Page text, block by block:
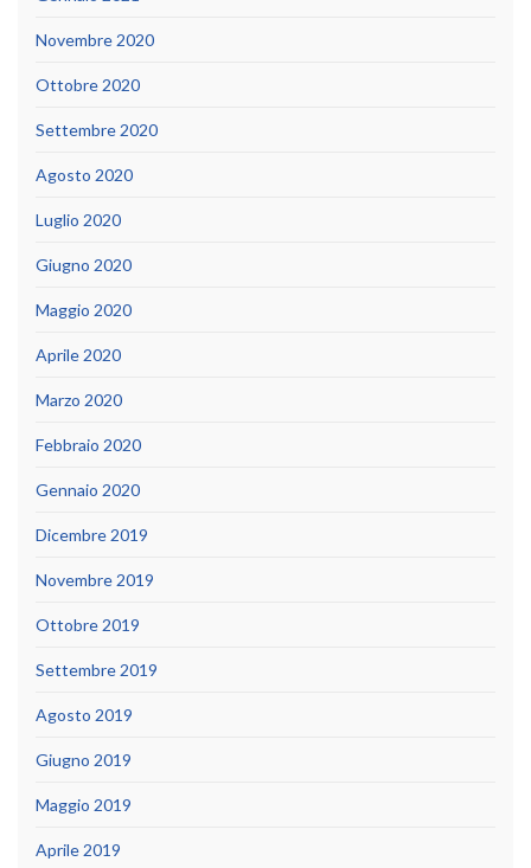
Novembre 2020
Ottobre 2020
Settembre 2020
Agosto 2020
Luglio 2020
Giugno 2020
Maggio 2020
Aprile 2020
Marzo 2020
Febbraio 2020
Gennaio 2020
Dicembre 2019
Novembre 2019
Ottobre 2019
Settembre 2019
Agosto 2019
Giugno 2019
Maggio 2019
Aprile 2019